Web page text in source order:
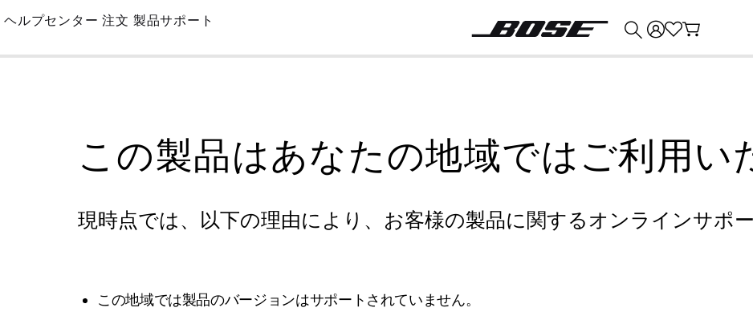
Skip
Main
ヘルプセンター 注文 製品サポート
この製品はあなたの地域ではご利用い
現時点では、以下の理由により、お客様の製品に関するオンラインサポ
この地域では製品のバージョンはサポートされていません。